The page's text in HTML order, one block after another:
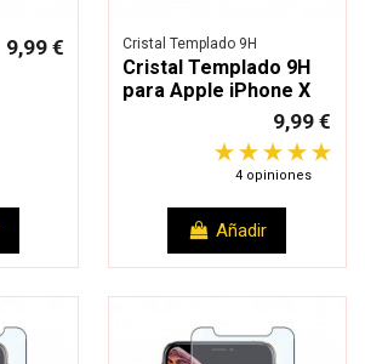
9,99 € Cristal Templado 9H
Cristal Templado 9H
para Apple iPhone X
9,99 €
4 opiniones
Añadir